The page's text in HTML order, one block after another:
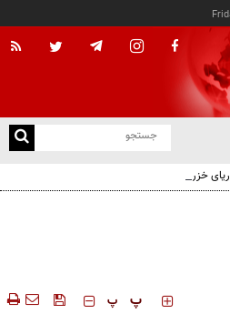
خزر و مخالفت با واگذاری امتیاز
‍‍‍ پ پ